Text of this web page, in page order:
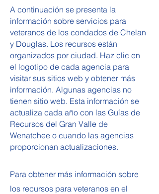
A continuación se presenta la
información sobre servicios para
veteranos de los condados de Chelan
y Douglas. Los recursos están
organizados por ciudad. Haz clic en
el logotipo de cada agencia para
visitar sus sitios web y obtener más
información. Algunas agencias no
tienen sitio web. Esta información se
actualiza cada año con las Guías de
Recursos del Gran Valle de
Wenatchee o cuando las agencias
proporcionan actualizaciones.
Para obtener más información sobre
los recursos para veteranos en el